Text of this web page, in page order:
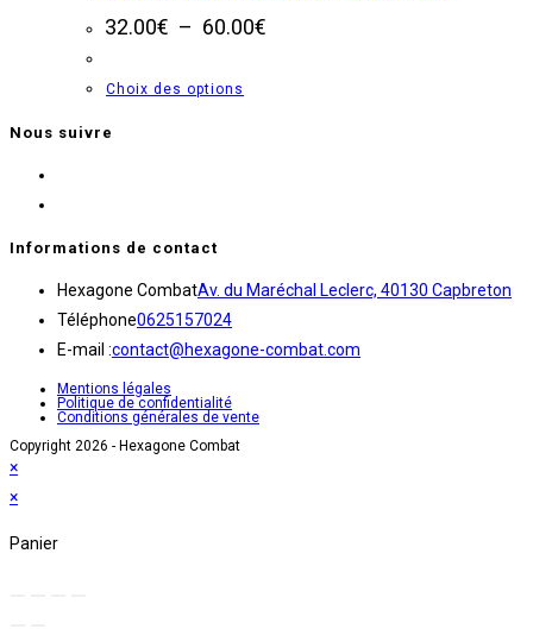
choisies
32.00€ – 60.00€
Choix des options
peuvent
choisies
la
Nous suivre
onglet
nouvel
onglet
Informations de contact
Hexagone CombatAv. du Maréchal Leclerc, 40130 Capbreton
Téléphone0625157024S’ouvre
dans
application
E-mail :contact@hexagone-combat.com
Mentions légales
Politique de confidentialité
Conditions générales de vente
Copyright 2026 - Hexagone Combat
×
×
Panier